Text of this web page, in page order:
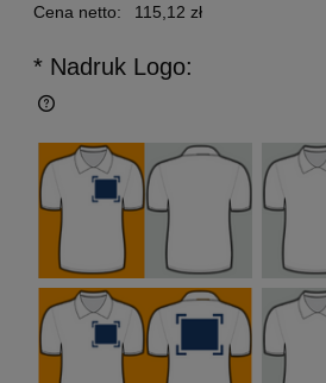
Cena netto:
115,12 zł
* Nadruk Logo: